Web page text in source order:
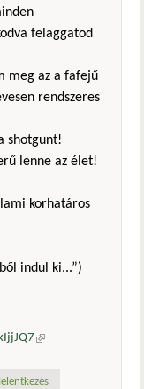
felaggatod
meg az a fafejű
rendszeres
shotgunt!
lenne az élet!
korhatáros
indul ki...”)
(külső